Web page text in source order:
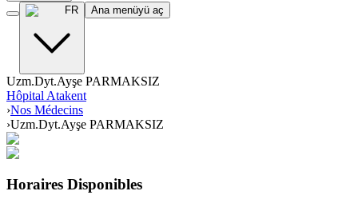
FR Ana menüyü aç
Uzm.Dyt.Ayşe PARMAKSIZ
Hôpital Atakent
›Nos Médecins
›Uzm.Dyt.Ayşe PARMAKSIZ
Horaires Disponibles